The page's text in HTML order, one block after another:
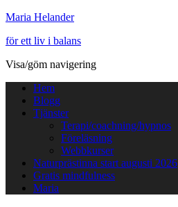
Maria Helander
för ett liv i balans
Visa/göm navigering
Hem
Blogg
Tjänster
Terapi/coachning/hypnos
Föreläsning
Webbkurser
Naturprästinna start augusti 2026
Gratis mindfulness
Maria